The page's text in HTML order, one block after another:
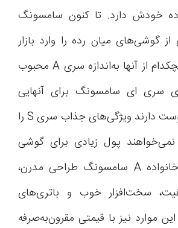
خودش دارد. تا کنون سامسونگ
گوشی‌های میان رده را وارد بازار
کرده است اما هیچکدام از آنها به‌اندازه سری A محبوب
سری ای سامسونگ برای آنهایی
ساخته شده که دوست دارند ویژگی‌های جذاب سری S را
نمی‌خواهند پول زیادی برای گوشی
بپردازند. اعضای خانواده A سامسونگ طراحی مدرن،
سخت‌افزار خوب و باتری‌های
این موارد نیز با قیمتی مقرون‌به‌صرفه